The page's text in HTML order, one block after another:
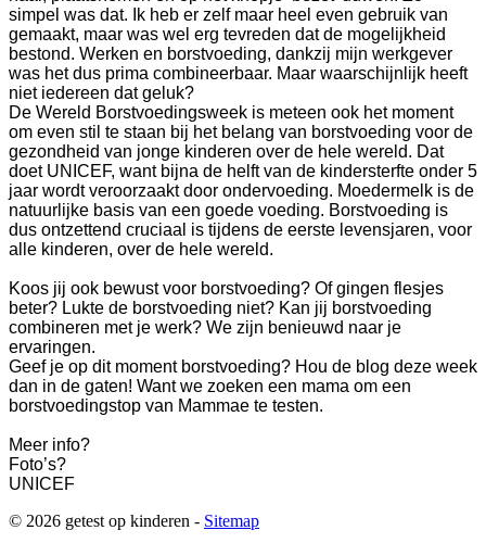
simpel was dat. Ik heb er zelf maar heel even gebruik van
gemaakt, maar was wel erg tevreden dat de mogelijkheid
bestond. Werken en borstvoeding, dankzij mijn werkgever
was het dus prima combineerbaar. Maar waarschijnlijk heeft
niet iedereen dat geluk?
De Wereld Borstvoedingsweek is meteen ook het moment
om even stil te staan bij het belang van borstvoeding voor de
gezondheid van jonge kinderen over de hele wereld. Dat
doet UNICEF, want bijna de helft van de kindersterfte onder 5
jaar wordt veroorzaakt door ondervoeding. Moedermelk is de
natuurlijke basis van een goede voeding. Borstvoeding is
dus ontzettend cruciaal is tijdens de eerste levensjaren, voor
alle kinderen, over de hele wereld.
Koos jij ook bewust voor borstvoeding? Of gingen flesjes
beter? Lukte de borstvoeding niet? Kan jij borstvoeding
combineren met je werk? We zijn benieuwd naar je
ervaringen.
Geef je op dit moment borstvoeding? Hou de blog deze week
dan in de gaten! Want we zoeken een mama om een
borstvoedingstop van Mammae te testen.
Meer info?
Foto’s?
UNICEF
© 2026 getest op kinderen - Sitemap